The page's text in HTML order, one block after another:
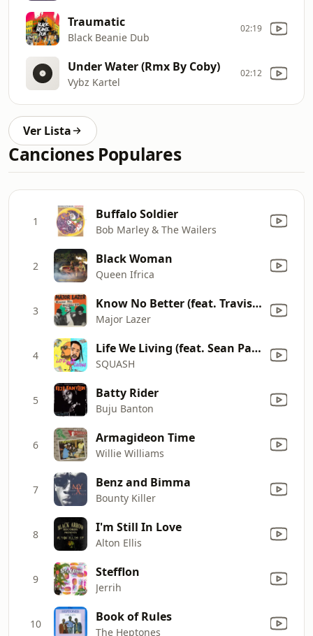
Traumatic
Black Beanie Dub
02:19
Under Water (Rmx By Coby)
Vybz Kartel
02:12
Ver Lista
Canciones Populares
1 Buffalo Soldier
Bob Marley & The Wailers
2 Black Woman
Queen Ifrica
3 Know No Better (feat. Travis Scott, Camila Cabello & Quavo)
Major Lazer
4 Life We Living (feat. Sean Paul)
SQUASH
5 Batty Rider
Buju Banton
6 Armagideon Time
Willie Williams
7 Benz and Bimma
Bounty Killer
8 I'm Still In Love
Alton Ellis
9 Stefflon
Jerrih
10 Book of Rules
The Heptones